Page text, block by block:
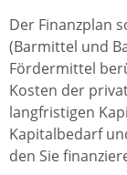
Der Finanzplan
(Barmittel und
Fördermittel
Kosten der
langfristigen
Kapitalbedarf
den Sie